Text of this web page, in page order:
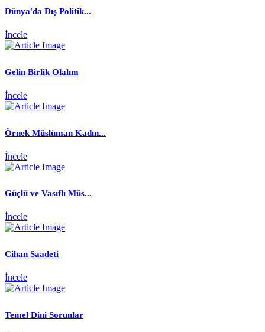
Dünya'da Dış Politik...
İncele
Gelin Birlik Olalım
İncele
Örnek Müslüman Kadın...
İncele
Güçlü ve Vasıflı Müs...
İncele
Cihan Saadeti
İncele
Temel Dini Sorunlar